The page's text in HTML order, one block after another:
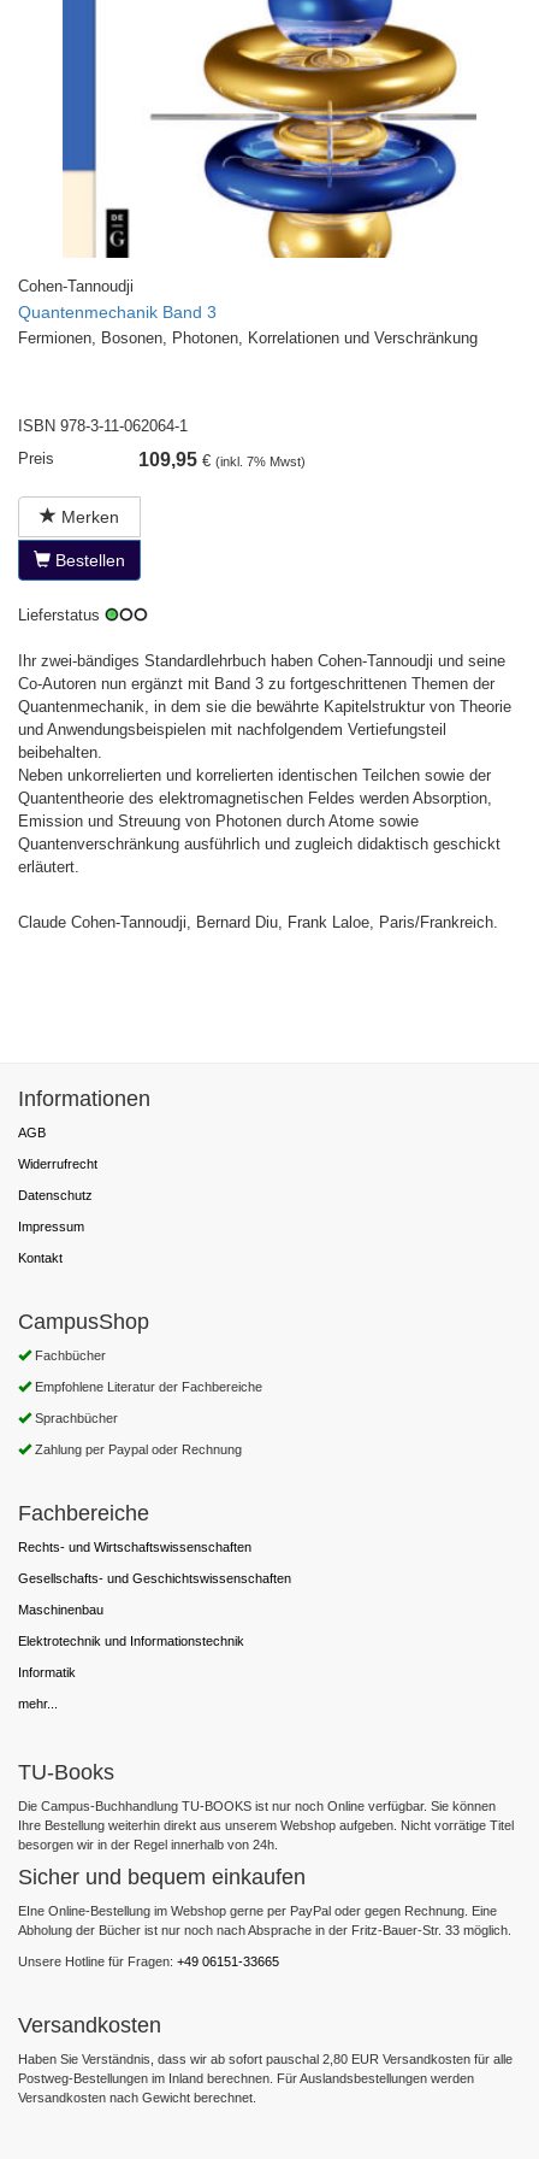
Cohen-Tannoudji
Quantenmechanik Band 3
Fermionen, Bosonen, Photonen, Korrelationen und Verschränkung
ISBN 978-3-11-062064-1
Preis
109,95 € (inkl. 7% Mwst)
Merken
Bestellen
Lieferstatus
Ihr zwei-bändiges Standardlehrbuch haben Cohen-Tannoudji und seine
Co-Autoren nun ergänzt mit Band 3 zu fortgeschrittenen Themen der
Quantenmechanik, in dem sie die bewährte Kapitelstruktur von Theorie
und Anwendungsbeispielen mit nachfolgendem Vertiefungsteil
beibehalten.
Neben unkorrelierten und korrelierten identischen Teilchen sowie der
Quantentheorie des elektromagnetischen Feldes werden Absorption,
Emission und Streuung von Photonen durch Atome sowie
Quantenverschränkung ausführlich und zugleich didaktisch geschickt
erläutert.
Claude Cohen-Tannoudji, Bernard Diu, Frank Laloe, Paris/Frankreich.
Informationen
AGB
Widerrufrecht
Datenschutz
Impressum
Kontakt
CampusShop
Fachbücher
Empfohlene Literatur der Fachbereiche
Sprachbücher
Zahlung per Paypal oder Rechnung
Fachbereiche
Rechts- und Wirtschaftswissenschaften
Gesellschafts- und Geschichtswissenschaften
Maschinenbau
Elektrotechnik und Informationstechnik
Informatik
mehr...
TU-Books
Die Campus-Buchhandlung TU-BOOKS ist nur noch Online verfügbar. Sie können
Ihre Bestellung weiterhin direkt aus unserem Webshop aufgeben. Nicht vorrätige Titel
besorgen wir in der Regel innerhalb von 24h.
Sicher und bequem einkaufen
EIne Online-Bestellung im Webshop gerne per PayPal oder gegen Rechnung. Eine
Abholung der Bücher ist nur noch nach Absprache in der Fritz-Bauer-Str. 33 möglich.
Unsere Hotline für Fragen: +49 06151-33665
Versandkosten
Haben Sie Verständnis, dass wir ab sofort pauschal 2,80 EUR Versandkosten für alle
Postweg-Bestellungen im Inland berechnen. Für Auslandsbestellungen werden
Versandkosten nach Gewicht berechnet.